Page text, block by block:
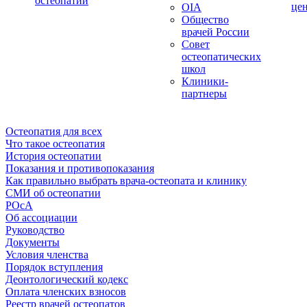
OIA
Общество
врачей России
Совет
остеопатических
школ
Клиники-
партнеры
Остеопатия для всех
Что такое остеопатия
История остеопатии
Показания и противопоказания
Как правильно выбрать врача-остеопата и клинику
СМИ об остеопатии
РОсА
Об ассоциации
Руководство
Документы
Условия членства
Порядок вступления
Деонтологический кодекс
Оплата членских взносов
Реестр врачей остеопатов